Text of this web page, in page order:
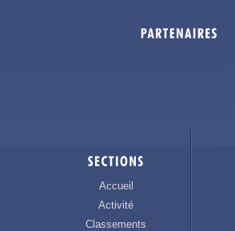
Accueil
Activité
Classements